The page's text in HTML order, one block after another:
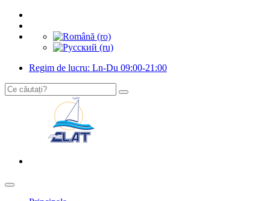
Regim de lucru: Ln-Du 09:00-21:00